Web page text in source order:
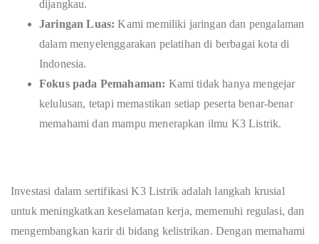
dijangkau.
Jaringan Luas: Kami memiliki jaringan dan pengalaman
dalam menyelenggarakan pelatihan di berbagai kota di
Indonesia.
Fokus pada Pemahaman: Kami tidak hanya mengejar
kelulusan, tetapi memastikan setiap peserta benar-benar
memahami dan mampu menerapkan ilmu K3 Listrik.
Investasi dalam sertifikasi K3 Listrik adalah langkah krusial
untuk meningkatkan keselamatan kerja, memenuhi regulasi, dan
mengembangkan karir di bidang kelistrikan. Dengan memahami